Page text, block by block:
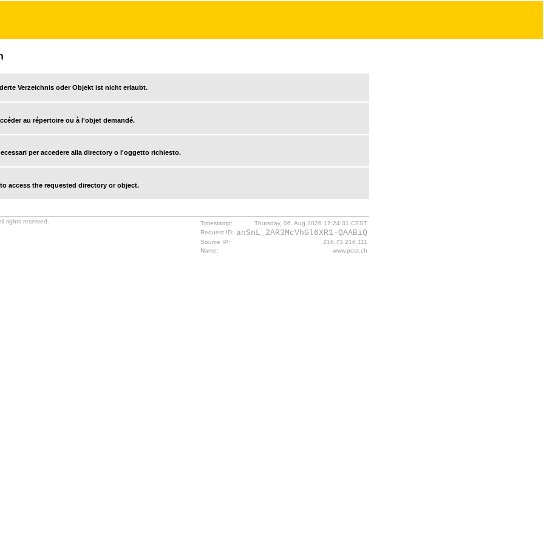
Verzeichnis oder Objekt ist nicht erlaubt.
au répertoire ou à l'objet demandé.
per accedere alla directory o l'oggetto richiesto.
access the requested directory or object.
rights reserved. Timestamp:
Thursday, 06. Aug 2026 17:24:31 CEST
Request ID: anSnL_2AR3McVhGl6XR1-QAABiQ
Source IP:
216.73.216.111
Name:
www.post.ch